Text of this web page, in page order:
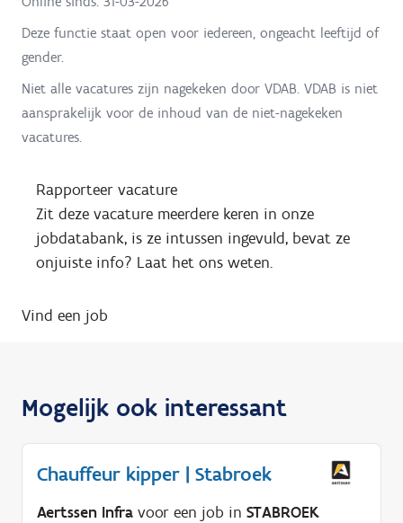
Deze functie staat open voor iedereen, ongeacht leeftijd of
gender.
Niet alle vacatures zijn nagekeken door VDAB. VDAB is niet
aansprakelijk voor de inhoud van de niet-nagekeken
vacatures.
Rapporteer vacature
Zit deze vacature meerdere keren in onze
jobdatabank, is ze intussen ingevuld, bevat ze
onjuiste info? Laat het ons weten.
Vind een job
Mogelijk ook interessant
Chauffeur kipper | Stabroek
Aertssen Infra voor een job in STABROEK